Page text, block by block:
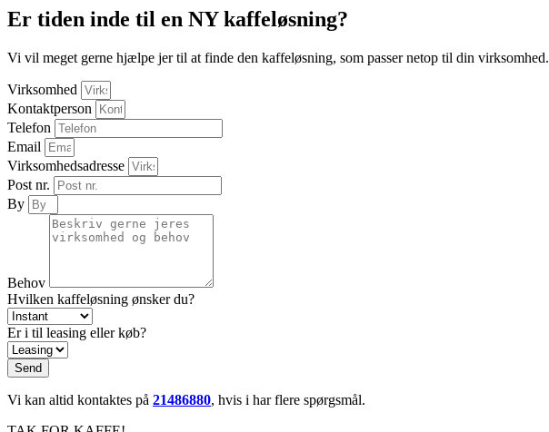
Er tiden inde til en NY kaffeløsning?
Vi vil meget gerne hjælpe jer til at finde den kaffeløsning, som passer netop til din virksomhed.
Virksomhed
Kontaktperson
Telefon
Email
Virksomhedsadresse
Post nr.
By
Behov
Hvilken kaffeløsning ønsker du?
Er i til leasing eller køb?
Send
Vi kan altid kontaktes på 21486880, hvis i har flere spørgsmål.